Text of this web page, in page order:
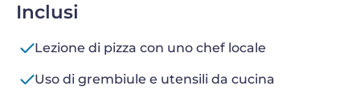
Inclusi
Lezione di pizza con uno chef locale
Uso di grembiule e utensili da cucina